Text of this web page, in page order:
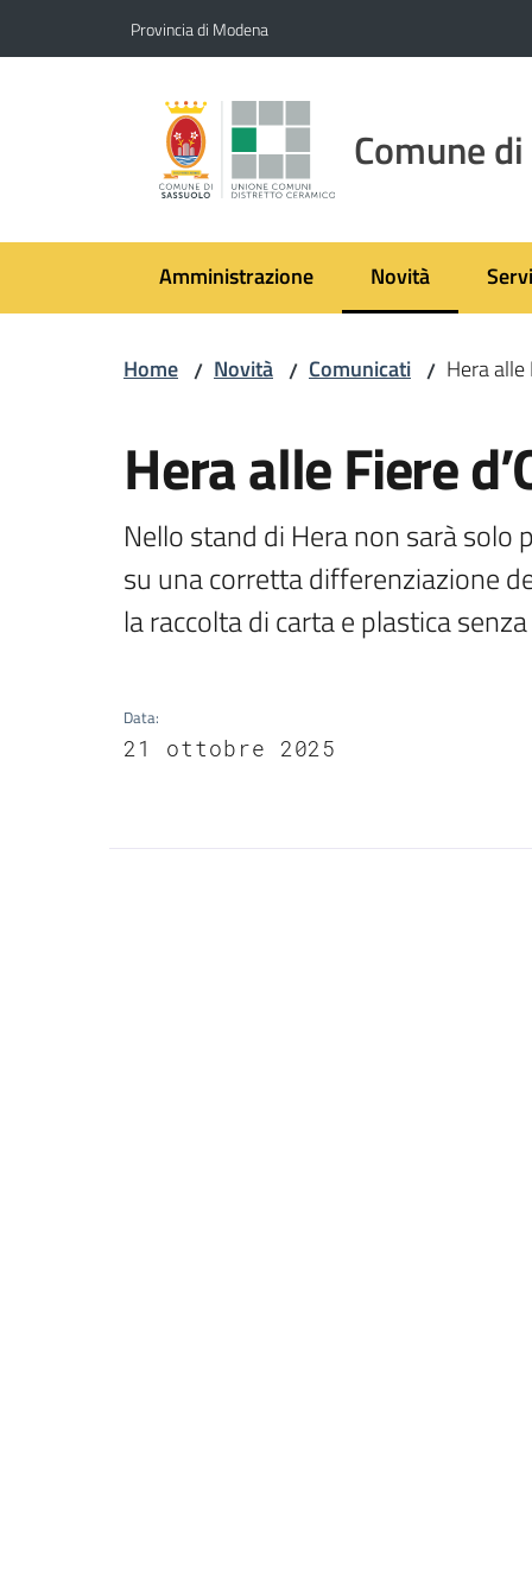
Provincia di Modena
Comune
Amministrazione Novità
Menu selezionato
Home / Novità / Comunicati / Hera alle
Hera alle Fiere
Nello stand di Hera non sarà solo
su una corretta differenziazione
la raccolta di carta e plastica
Data:
21 ottobre 2025